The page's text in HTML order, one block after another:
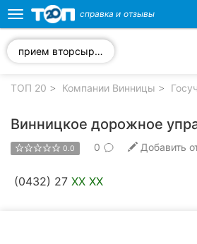
компании
Toggle
navigation
справка и отзывы
прием вторсырья
ТОП 20 Компании Винницы
Винницкое дорожное
0.0 0 Добавить
(0432) 27 XX XX